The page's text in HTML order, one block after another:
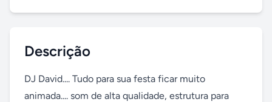
Descrição
DJ David.... Tudo para sua festa ficar muito
animada.... som de alta qualidade, estrutura para